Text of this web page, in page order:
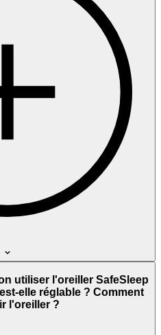
utiliser l'oreiller SafeSleep
elle réglable ? Comment
l'oreiller ?